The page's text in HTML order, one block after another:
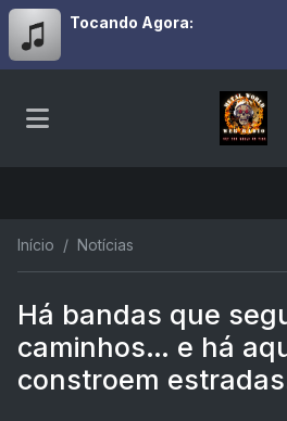
Tocando Agora:
Início Notícias
Há bandas que
caminhos… e há
constroem